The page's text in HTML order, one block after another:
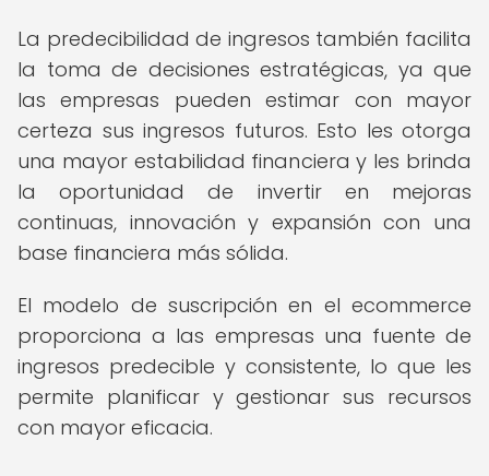
La predecibilidad de ingresos también facilita
la toma de decisiones estratégicas, ya que
las empresas pueden estimar con mayor
certeza sus ingresos futuros. Esto les otorga
una mayor estabilidad financiera y les brinda
la oportunidad de invertir en mejoras
continuas, innovación y expansión con una
base financiera más sólida.
El modelo de suscripción en el ecommerce
proporciona a las empresas una fuente de
ingresos predecible y consistente, lo que les
permite planificar y gestionar sus recursos
con mayor eficacia.